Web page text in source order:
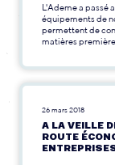
L'Ademe a passé
équipements de
permettent de
matières
26 mars 2018
A LA VEILLE
ROUTE